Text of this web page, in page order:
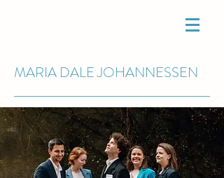
MARIA DALEJOHANNESSEN